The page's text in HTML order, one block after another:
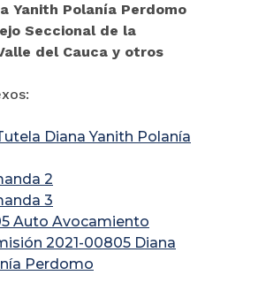
Yanith Polanía Perdomo
Seccional de la
del Cauca y otros
Diana Yanith Polanía
2
3
Auto Avocamiento
2021-00805 Diana
Perdomo